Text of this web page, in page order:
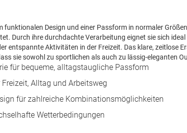
funktionalen Design und einer Passform in normaler
Durch ihre durchdachte Verarbeitung eignet sie sich
entspannte Aktivitäten in der Freizeit. Das klare, zeitlose
sie sowohl zu sportlichen als auch zu lässig-eleganten
für bequeme, alltagstaugliche Passform
Alltag und Arbeitsweg
für zahlreiche Kombinationsmöglichkeiten
Wetterbedingungen